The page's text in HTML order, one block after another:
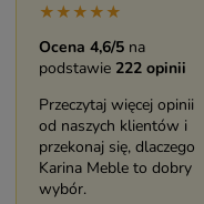
★★★★★
Ocena 4,6/5 na
podstawie 222 opinii
Przeczytaj więcej opinii
od naszych klientów i
przekonaj się, dlaczego
Karina Meble to dobry
wybór.
★★★★★
Duży i piękny asortyment
sklepu. Miła i pomocna
bardzo mnie cieszy.
Dziękuję. Polecam.
Zobacz opinię